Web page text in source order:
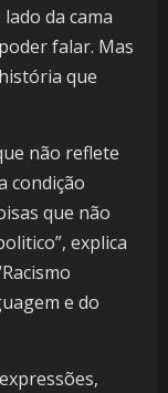
da cama
falar. Mas
que
não reflete
condição
que não
explica
e do